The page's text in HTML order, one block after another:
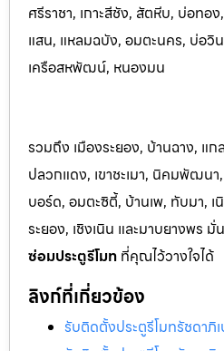
ศรีราชา, เกาะสีชัง, สัตหีบ, บ่อทอ
แสน, แหลมฉบัง, อมตะนคร, บ่อวิ
เครือสหพัฒน์, หนองมน
รวมถึง เมืองระยอง, บ้านฉาง, แ
ปลวกแดง, เขาชะเมา, นิคมพัฒน
บอร์ด, อมตะซิตี้, บ้านเพ, ทับมา, เ
ระยอง, เชิงเนิน และมาบยางพร
ซ่อมประตูรีโมท ที่คุณไว้วางใจได้
ลิงก์ที่เกี่ยวข้อง
รับติดตั้งประตูรีโมทรัชดาภิ